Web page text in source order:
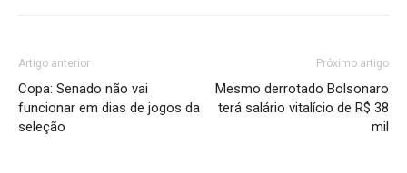
Artigo anterior
Copa: Senado não vai
funcionar em dias de jogos da
seleção
Próximo artigo
Mesmo derrotado Bolsonaro
terá salário vitalício de R$ 38
mil